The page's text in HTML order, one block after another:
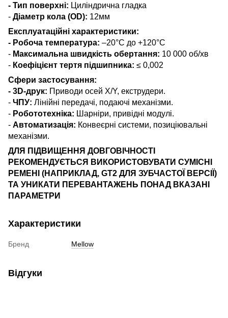
- Тип поверхні: Циліндрична гладка
- Діаметр кола (OD): 12мм
Експлуатаційні характеристики:
- Робоча температура: –20°C до +120°C
- Максимальна швидкість обертання: 10 000 об/хв
- Коефіцієнт тертя підшипника: ≤ 0,002
Сфери застосування:
- 3D-друк: Приводи осей X/Y, екструдери.
- ЧПУ: Лінійні передачі, подаючі механізми.
- Робототехніка: Шарніри, привідні модулі.
- Автоматизація: Конвеєрні системи, позиціювальні
механізми.
ДЛЯ ПІДВИЩЕННЯ ДОВГОВІЧНОСТІ
РЕКОМЕНДУЄТЬСЯ ВИКОРИСТОВУВАТИ СУМІСНІ
РЕМЕНІ (НАПРИКЛАД, GT2 ДЛЯ ЗУБЧАСТОЇ ВЕРСІЇ)
ТА УНИКАТИ ПЕРЕВАНТАЖЕНЬ ПОНАД ВКАЗАНІ
ПАРАМЕТРИ
Характеристики
Бренд Mellow
Відгуки